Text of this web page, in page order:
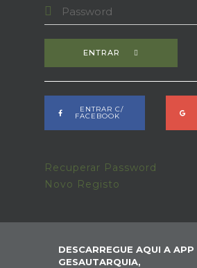
ENTRAR
ENTRAR C/
FACEBOOK
Recuperar Password
Novo Registo
DESCARREGUE AQUI A APP
GESAUTARQUIA,